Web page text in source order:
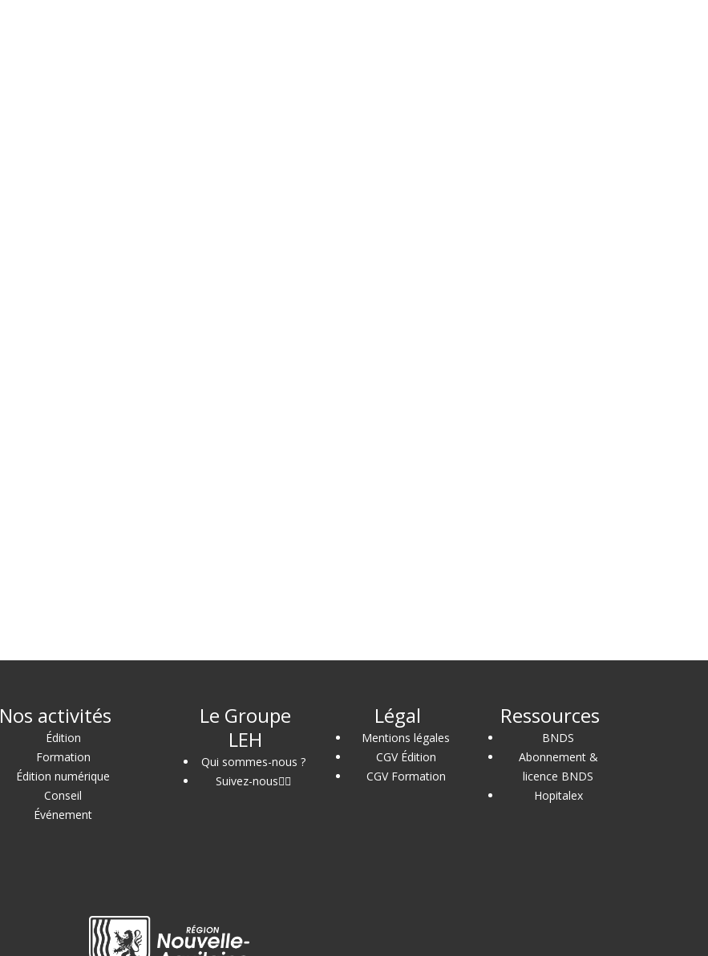
Nos activités
Édition
Formation
Édition numérique
Conseil
Événement
Le Groupe
LEH
Qui sommes-nous ?
Suivez-nous
Légal
Mentions légales
CGV Édition
CGV Formation
Ressources
BNDS
Abonnement &
licence BNDS
Hopitalex